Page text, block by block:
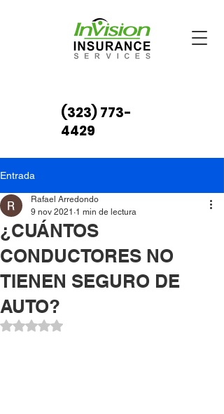
(323) 773-
4429
Entrada
¿CUÁNTOS
CONDUCTORES NO
TIENEN SEGURO DE
AUTO?
Rafael Arredondo
9 nov 2021 1 min de lectura
Obtuvo NaN de 5 estrellas.